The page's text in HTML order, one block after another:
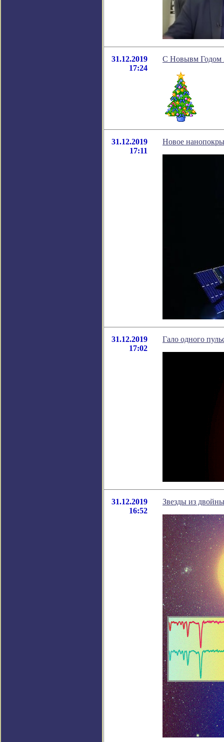
31.12.2019
17:24
C Новывм Годом
31.12.2019
17:11
Новое
31.12.2019
17:02
Гало одного
31.12.2019
16:52
Звезды из